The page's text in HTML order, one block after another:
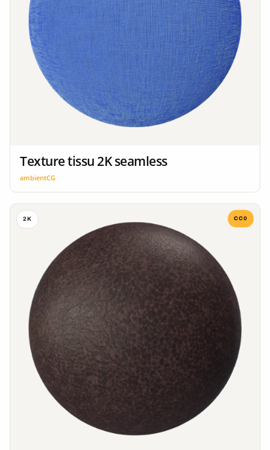
Texture tissu 2K seamless
ambientCG
2K CC0